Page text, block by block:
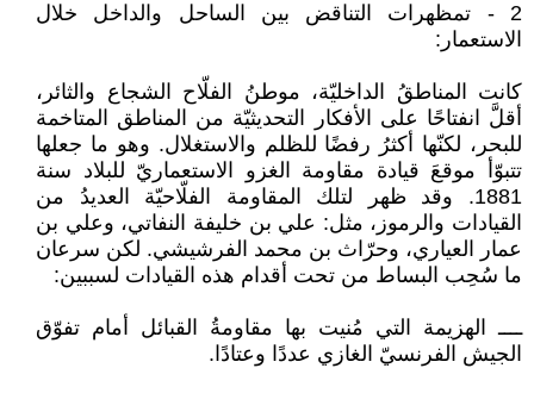
2 - تمظهرات التناقض بين الساحل والداخل خلال
الاستعمار:
كانت المناطقُ الداخليّة، موطنُ الفلّاح الشجاع والثائر،
أقلَّ انفتاحًا على الأفكار التحديثيّة من المناطق المتاخمة
للبحر، لكنّها أكثرُ رفضًا للظلم والاستغلال. وهو ما جعلها
تتبوّأ موقعَ قيادة مقاومة الغزو الاستعماريّ للبلاد سنة
1881. وقد ظهر لتلك المقاومة الفلّاحيّة العديدُ من
القيادات والرموز، مثل: علي بن خليفة النفاتي، وعلي بن
عمار العياري، وحرّاث بن محمد الفرشيشي. لكن سرعان
ما سُحِب البساط من تحت أقدام هذه القيادات لسببين:
ــــ الهزيمة التي مُنيت بها مقاومةُ القبائل أمام تفوّق
الجيش الفرنسيّ الغازي عددًا وعتادًا.